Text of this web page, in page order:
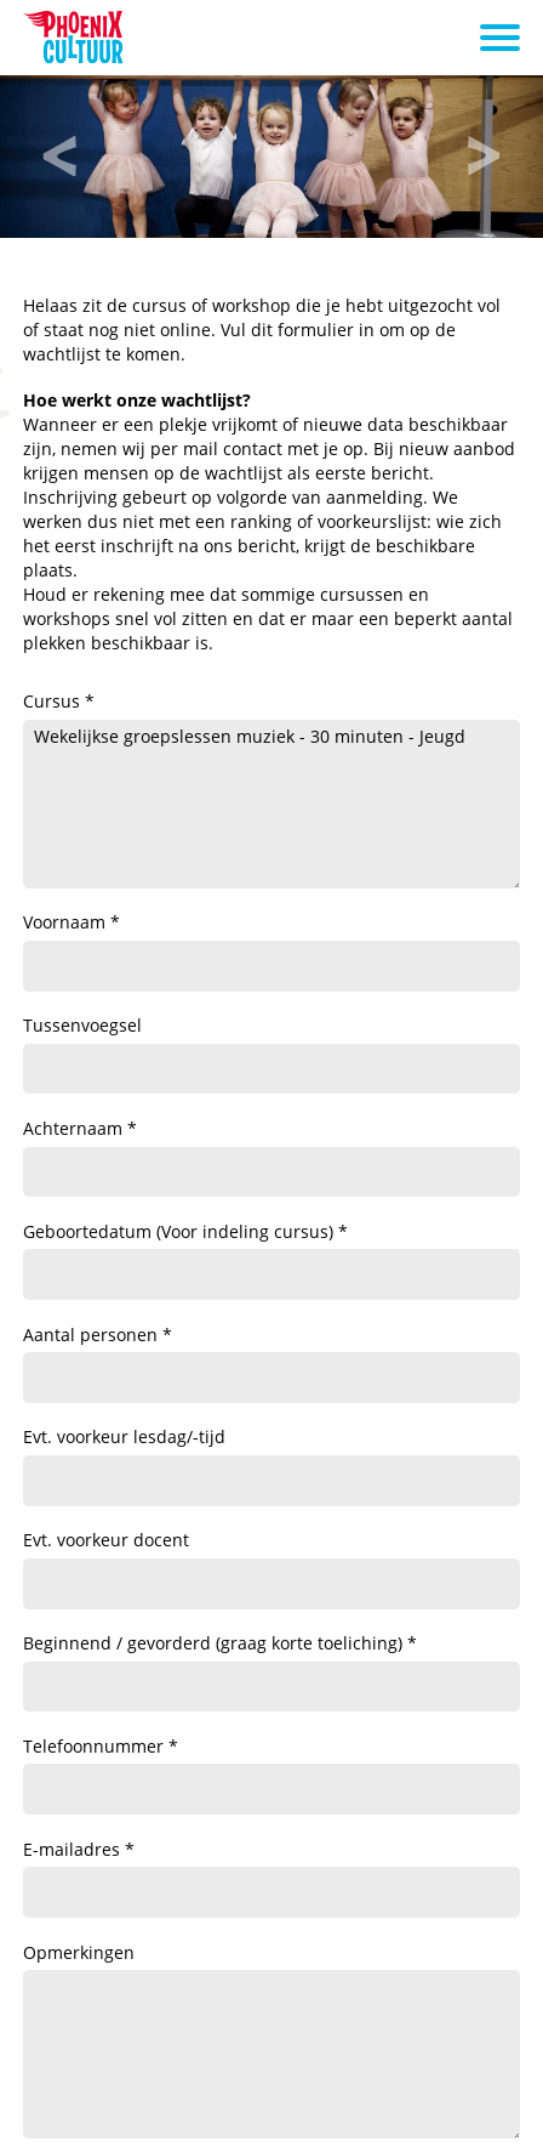
Helaas zit de cursus of workshop die je hebt uitgezocht vol
of staat nog niet online. Vul dit formulier in om op de
wachtlijst te komen.
Hoe werkt onze wachtlijst?
Wanneer er een plekje vrijkomt of nieuwe data beschikbaar
zijn, nemen wij per mail contact met je op. Bij nieuw aanbod
krijgen mensen op de wachtlijst als eerste bericht.
Inschrijving gebeurt op volgorde van aanmelding. We
werken dus niet met een ranking of voorkeurslijst: wie zich
het eerst inschrijft na ons bericht, krijgt de beschikbare
plaats.
Houd er rekening mee dat sommige cursussen en
workshops snel vol zitten en dat er maar een beperkt aantal
plekken beschikbaar is.
Cursus
Voornaam
Tussenvoegsel
Achternaam
Geboortedatum (Voor indeling cursus)
Aantal personen
Evt. voorkeur lesdag/-tijd
Evt. voorkeur docent
Beginnend / gevorderd (graag korte toeliching)
Telefoonnummer
E-mailadres
Opmerkingen